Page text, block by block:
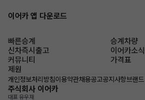
이어카 앱 다운로드
빠른승계
승계차량
신차즉시출고
이어카소식
커뮤니티
가격표
제원
개인정보처리방침이용약관채용공고공지사항브랜드
주식회사 이어카
대표 유우재